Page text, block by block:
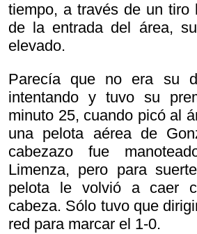
tiempo, a través de un tiro
de la entrada del área,
elevado.
Parecía que no era su
intentando y tuvo su
minuto 25, cuando picó al
una pelota aérea de
cabezazo fue
Limenza, pero para
pelota le volvió a caer
cabeza. Sólo tuvo que
red para marcar el 1-0.